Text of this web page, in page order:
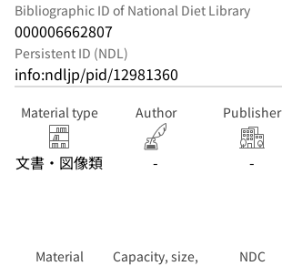
Bibliographic ID of National Diet Library
000006662807
Persistent ID (NDL)
info:ndljp/pid/12981360
Material type
文書・図像類
Author
-
Publisher
-
Material
Capacity, size,
NDC